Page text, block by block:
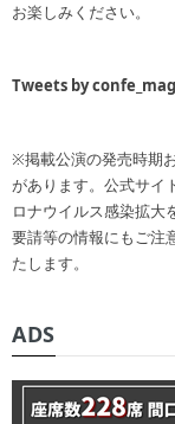
お楽しみください。
Tweets by
※掲載公演の発売時期
があります。公式サイ
ロナウイルス感染拡大
要請等の情報にもご注
たします。
ADS